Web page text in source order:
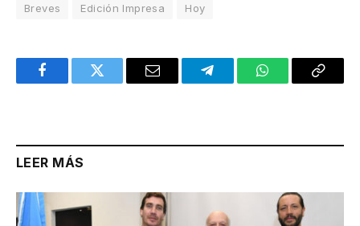
Breves Edición Impresa Hoy
FacebookTwitter Email TelegramWhatsAppCopy
LEER MÁS